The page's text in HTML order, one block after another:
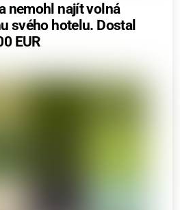
nemohl najít volná
svého hotelu. Dostal
EUR